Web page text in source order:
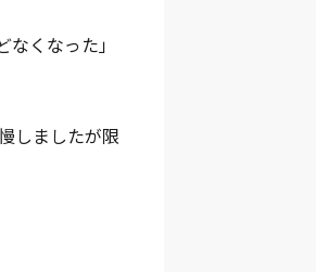
くなった」
しましたが限